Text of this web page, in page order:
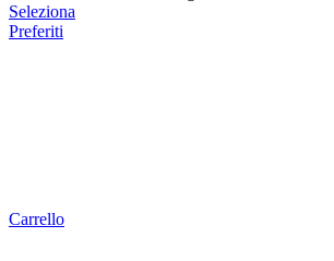
Seleziona
Preferiti
Carrello